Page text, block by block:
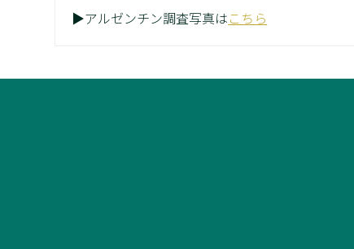
▶アルゼンチン調査写真はこちら